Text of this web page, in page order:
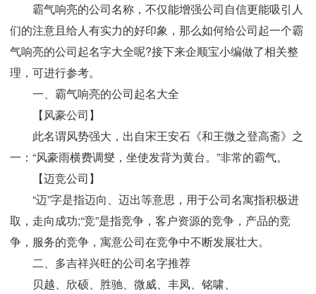
霸气响亮的公司名称，不仅能增强公司自信更能吸引人
们的注意且给人有实力的好印象，那么如何给公司起一个霸
气响亮的公司起名字大全呢?接下来企顺宝小编做了相关整
理，可进行参考。
一、霸气响亮的公司起名大全
【风豪公司】
此名谓风势强大，出自宋王安石《和王微之登高斋》之
一：“风豪雨横费调燮，坐使发背为黄台。”非常的霸气。
【迈竞公司】
“迈”字是指迈向、迈出等意思，用于公司名寓指积极进
取，走向成功;“竞”是指竞争，客户资源的竞争，产品的竞
争，服务的竞争，寓意公司在竞争中不断发展壮大。
二、多吉祥兴旺的公司名字推荐
贝越、欣硕、胜驰、微威、丰凤、铭啸、